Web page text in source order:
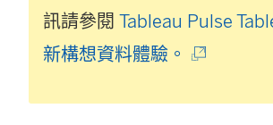
訊請參閱 Tableau Pulse
新構想資料體驗。 (